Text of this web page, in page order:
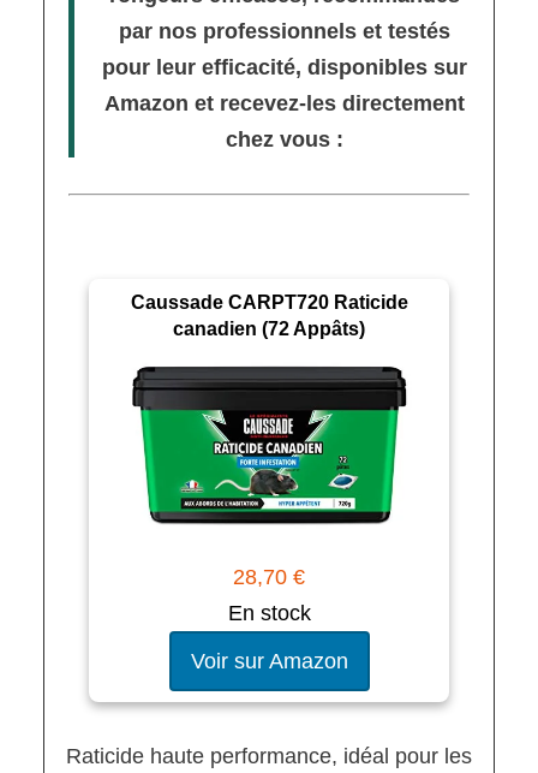
par nos professionnels et testés
pour leur efficacité, disponibles sur
Amazon et recevez-les directement
chez vous :
Caussade CARPT720 Raticide
canadien (72 Appâts)
28,70 €
En stock
Voir sur Amazon
Raticide haute performance, idéal pour les